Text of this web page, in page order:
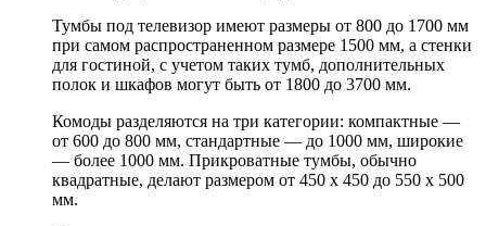
Тумбы под телевизор имеют размеры от 800 до 1700 мм
при самом распространенном размере 1500 мм, а стенки
для гостиной, с учетом таких тумб, дополнительных
полок и шкафов могут быть от 1800 до 3700 мм.
Комоды разделяются на три категории: компактные —
от 600 до 800 мм, стандартные — до 1000 мм, широкие
— более 1000 мм. Прикроватные тумбы, обычно
квадратные, делают размером от 450 х 450 до 550 х 500
мм.